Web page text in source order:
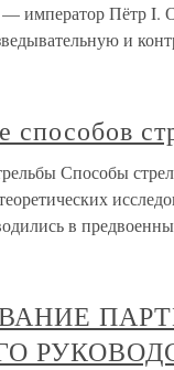
император Пётр I.
и
способов
Способы
в